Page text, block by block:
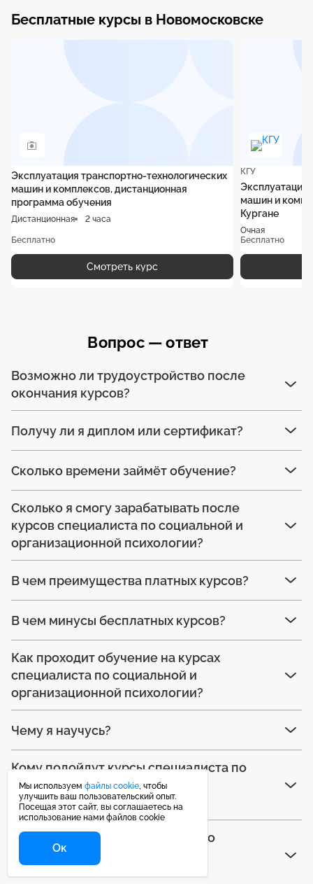
Бесплатные курсы в Новомосковске
Эксплуатация транспортно-технологических
машин и комплексов, дистанционная
программа обучения
Дистанционная 2 часа
Бесплатно
Смотреть курс
КГУ
Эксплуатация
машин и
Кургане
Очная
Бесплатно
Вопрос — ответ
Возможно ли трудоустройство после
окончания курсов?
Получу ли я диплом или сертификат?
Сколько времени займёт обучение?
Сколько я смогу зарабатывать после
курсов специалиста по социальной и
организационной психологии?
В чем преимущества платных курсов?
В чем минусы бесплатных курсов?
Как проходит обучение на курсах
специалиста по социальной и
организационной психологии?
Чему я научусь?
Кому подойдут курсы специалиста по
социальной и организационной
психологии?
Как правильно выбрать курсы по
социальной и организационной
Мы используем файлы cookie, чтобы
улучшить ваш пользовательский опыт.
Посещая этот сайт, вы соглашаетесь на
использование нами файлов cookie
Ок